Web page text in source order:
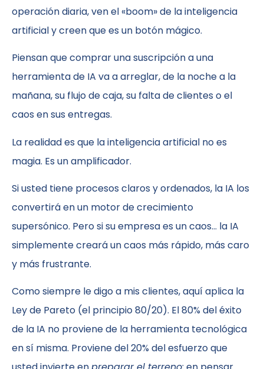
operación diaria, ven el «boom» de la inteligencia
artificial y creen que es un botón mágico.
Piensan que comprar una suscripción a una
herramienta de IA va a arreglar, de la noche a la
mañana, su flujo de caja, su falta de clientes o el
caos en sus entregas.
La realidad es que la inteligencia artificial no es
magia. Es un amplificador.
Si usted tiene procesos claros y ordenados, la IA los
convertirá en un motor de crecimiento
supersónico. Pero si su empresa es un caos… la IA
simplemente creará un caos más rápido, más caro
y más frustrante.
Como siempre le digo a mis clientes, aquí aplica la
Ley de Pareto (el principio 80/20). El 80% del éxito
de la IA no proviene de la herramienta tecnológica
en sí misma. Proviene del 20% del esfuerzo que